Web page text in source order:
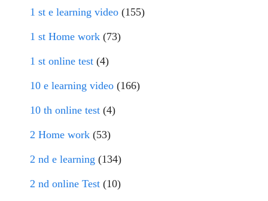
1 st e learning video (155)
1 st Home work (73)
1 st online test (4)
10 e learning video (166)
10 th online test (4)
2 Home work (53)
2 nd e learning (134)
2 nd online Test (10)